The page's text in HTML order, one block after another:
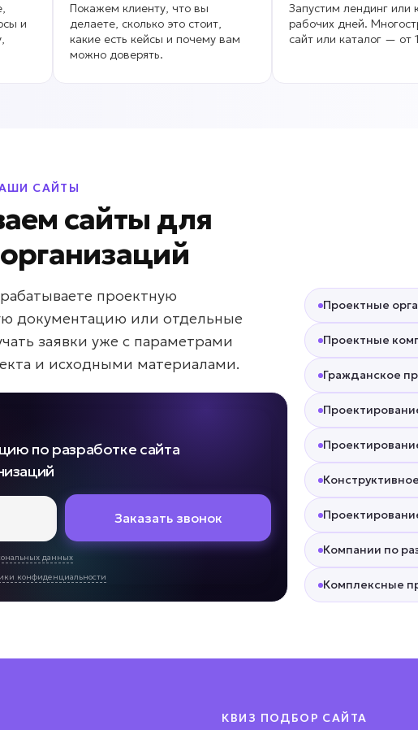
и
Покажем клиенту, что вы
делаете, сколько это стоит,
какие есть кейсы и почему вам
можно доверять.
Запустим лендинг или
рабочих дней.
сайт или каталог — от
САЙТЫ
сайты для
проектную
документацию или отдельные
заявки уже с параметрами
и исходными материалами.
по разработке сайта
Заказать звонок
данных
конфиденциальности
Проектные
Проектные
Гражданское
Компании по
Комплексные
КВИЗ ПОДБОР САЙТА